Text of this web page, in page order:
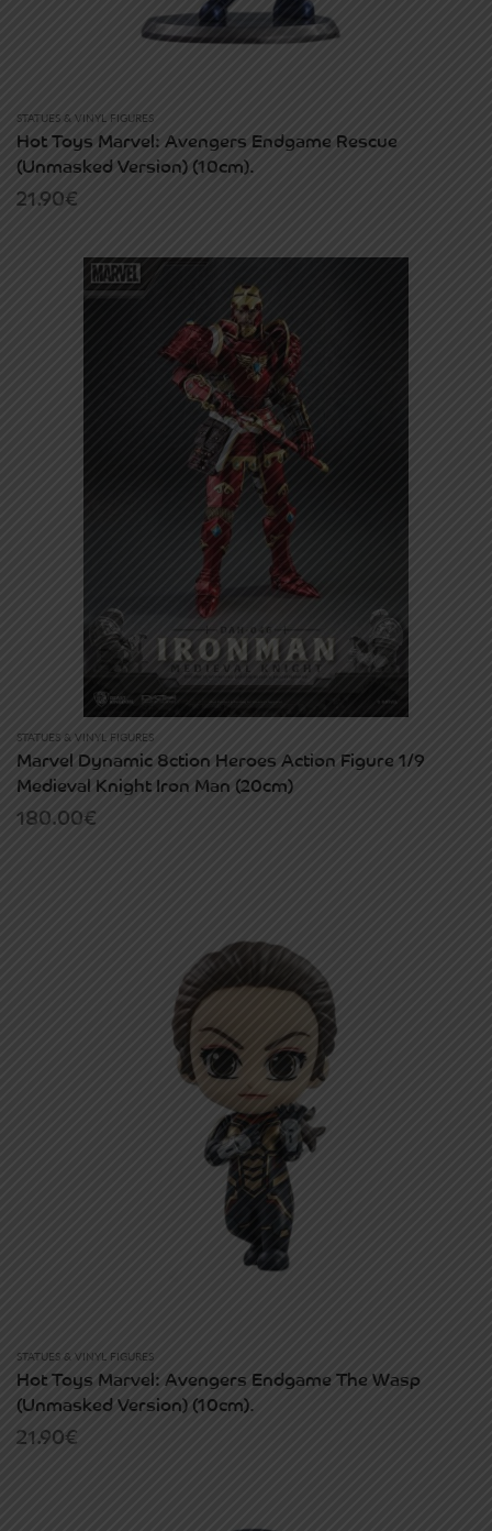
STATUES & VINYL FIGURES
Hot Toys Marvel: Avengers Endgame Rescue
(Unmasked Version) (10cm).
21.90€
STATUES & VINYL FIGURES
Marvel Dynamic 8ction Heroes Action Figure 1/9
Medieval Knight Iron Man (20cm)
180.00€
STATUES & VINYL FIGURES
Hot Toys Marvel: Avengers Endgame The Wasp
(Unmasked Version) (10cm).
21.90€